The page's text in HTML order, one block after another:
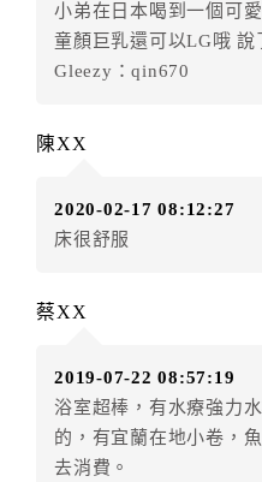
五、保留住宿權益(保
．訂房者因故辦理訂單異
．訂房者使用「保留住宿
件放棄訂單（住宿權益）
．每筆訂單異動限定乙次
．訂單異動後，訂單費用
訂房者不得要求退其差額
六、取消訂單
訂房者因故取消訂單辦理
小弟在日本喝到一個可
童顏巨乳還可以LG哦 說
Gleezy：qin670
陳XX
2020-02-17 08:12:27
床很舒服
蔡XX
2019-07-22 08:57:19
浴室超棒，有水療強力
的，有宜蘭在地小卷，
去消費。